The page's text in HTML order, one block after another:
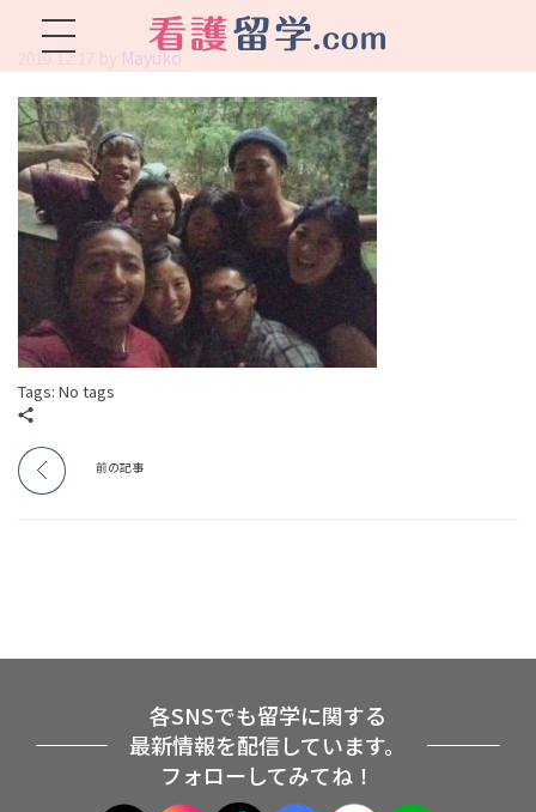
Mayuko
Tags: No tags
前の記事
各SNSでも留学に関する
最新情報を配信しています。
フォローしてみてね！